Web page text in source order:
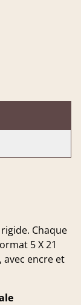
Chaque
5 X 21
avec encre et